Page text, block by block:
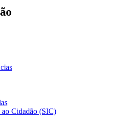
ao Cidadão (SIC)